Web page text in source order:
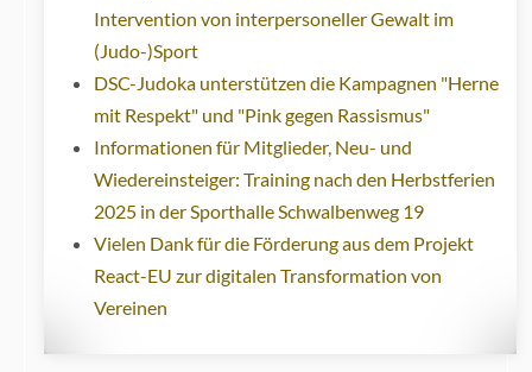
Intervention von interpersoneller Gewalt im
(Judo-)Sport
DSC-Judoka unterstützen die Kampagnen "Herne
mit Respekt" und "Pink gegen Rassismus"
Informationen für Mitglieder, Neu- und
Wiedereinsteiger: Training nach den Herbstferien
2025 in der Sporthalle Schwalbenweg 19
Vielen Dank für die Förderung aus dem Projekt
React-EU zur digitalen Transformation von
Vereinen